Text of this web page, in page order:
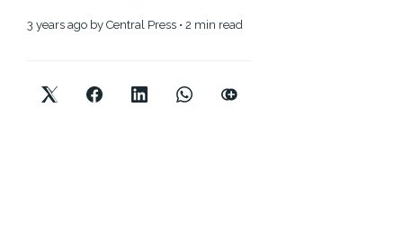
3 years ago by Central Press • 2 min read